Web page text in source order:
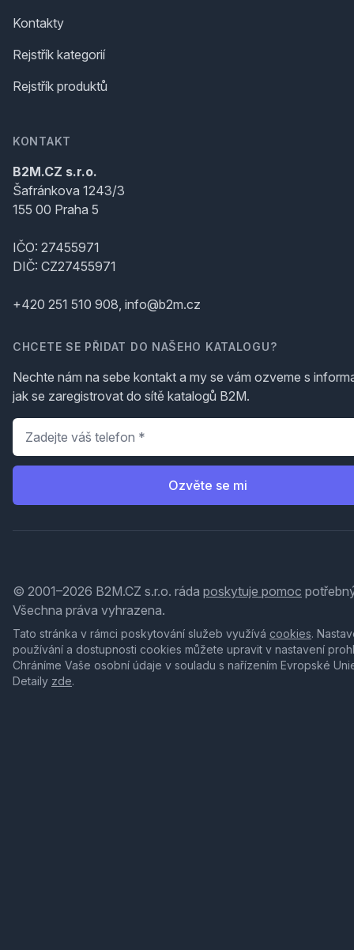
Kontakty
Rejstřík kategorií
Rejstřík produktů
KONTAKT
B2M.CZ s.r.o.
Šafránkova 1243/3
155 00 Praha 5
IČO: 27455971
DIČ: CZ27455971
+420 251 510 908, info@b2m.cz
CHCETE SE PŘIDAT DO NAŠEHO KATALOGU?
Nechte nám na sebe kontakt a my se vám ozveme s
jak se zaregistrovat do sítě katalogů B2M.
Telefon
Ozvěte se mi
© 2001–2026 B2M.CZ s.r.o. ráda poskytuje pomoc
Všechna práva vyhrazena.
Tato stránka v rámci poskytování služeb využívá cookies.
používání a dostupnosti cookies můžete upravit v nastavení
Chráníme Vaše osobní údaje v souladu s nařízením Evropské
Detaily zde.